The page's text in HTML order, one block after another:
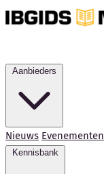
Nieuws Evenementen